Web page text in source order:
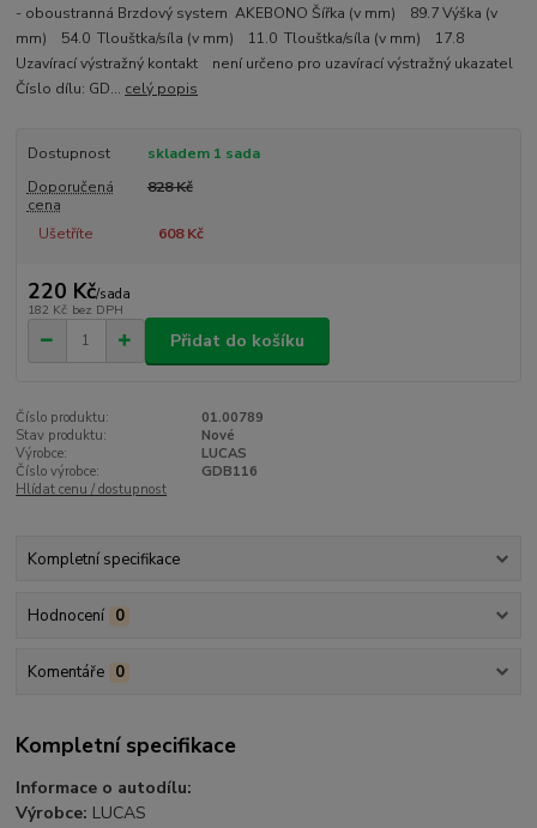
- oboustranná Brzdový system AKEBONO Šířka (v mm) 89.7 Výška (v
mm) 54.0 Tlouštka/síla (v mm) 11.0 Tlouštka/síla (v mm) 17.8
Uzavírací výstražný kontakt není určeno pro uzavírací výstražný ukazatel
Číslo dílu: GD... celý popis
Dostupnost
skladem 1 sada
Doporučená
cena
828 Kč
Ušetříte 608 Kč
220 Kč/sada
182 Kč bez DPH
Přidat do košíku
Číslo produktu:
01.00789
Stav produktu:
Nové
Výrobce:
LUCAS
Číslo výrobce:
GDB116
Hlídat cenu / dostupnost
Kompletní specifikace
Hodnocení 0
Komentáře 0
Kompletní specifikace
Informace o autodílu:
Výrobce: LUCAS